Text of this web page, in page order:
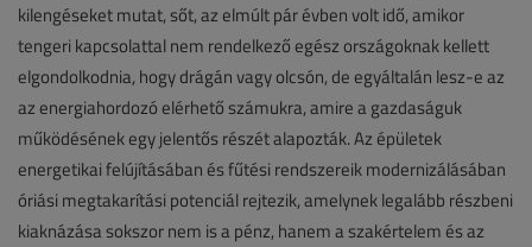
kilengéseket mutat, sőt, az elmúlt pár évben volt idő, amikor
tengeri kapcsolattal nem rendelkező egész országoknak kellett
elgondolkodnia, hogy drágán vagy olcsón, de egyáltalán lesz-e az
az energiahordozó elérhető számukra, amire a gazdaságuk
működésének egy jelentős részét alapozták. Az épületek
energetikai felújításában és fűtési rendszereik modernizálásában
óriási megtakarítási potenciál rejtezik, amelynek legalább részbeni
kiaknázása sokszor nem is a pénz, hanem a szakértelem és az